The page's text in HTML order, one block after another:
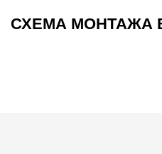
СХЕМА МОНТАЖА